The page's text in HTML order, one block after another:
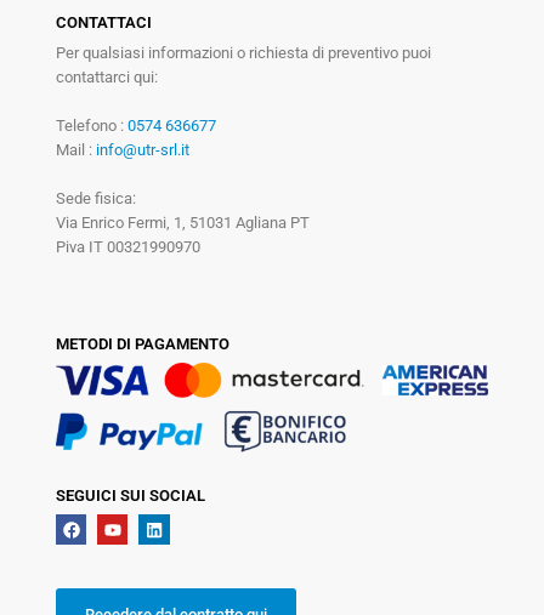
CONTATTACI
Per qualsiasi informazioni o richiesta di preventivo puoi
contattarci qui:
Telefono : 0574 636677
Mail : info@utr-srl.it
Sede fisica:
Via Enrico Fermi, 1, 51031 Agliana PT
Piva IT 00321990970
METODI DI PAGAMENTO
SEGUICI SUI SOCIAL